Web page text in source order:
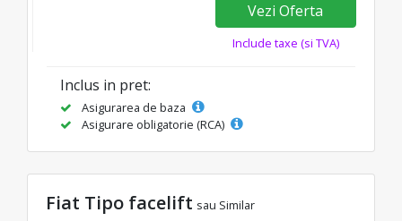
Vezi Oferta
Include taxe (si TVA)
Inclus in pret:
Asigurarea de baza
Asigurare obligatorie (RCA)
Fiat Tipo facelift sau Similar